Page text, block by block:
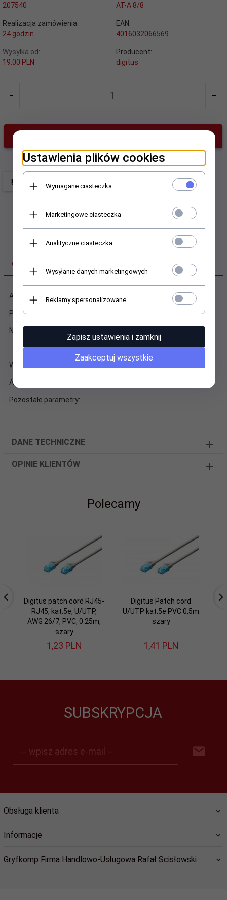
207540
AT-A 8/8
Realizacja zamówienia:
24 godzin
EAN:
4016032066569
Wysyłka od:
19.00 PLN
Producent:
digitus
OPIS PRODUKTU
Adapter - złączka realizujący przejście z RJ 45 do RJ 45
Połączenie: 1:1
Nieekranowany
Wymiary:
Akcesoria w zestawie:
Pozostałe parametry:
DANE TECHNICZNE
OPINIE KLIENTÓW
Polecamy
Digitus patch cord RJ45-
RJ45, kat.5e, U/UTP,
AWG 26/7, PVC, 0.25m,
szary
1,23 PLN
Digitus Patch cord
U/UTP kat.5e PVC 0,5m
szary
1,41 PLN
SUBSKRYPCJA
-- wpisz adres e-mail --
Obsługa klienta
Informacje
Gryfkomp Firma Handlowo-Usługowa Rafał Scisłowski
Ustawienia plików cookies
Wymagane ciasteczka
Marketingowe ciasteczka
Analityczne ciasteczka
Wysyłanie danych marketingowych
Reklamy spersonalizowane
Zapisz ustawienia i zamknij
Zaakceptuj wszystkie